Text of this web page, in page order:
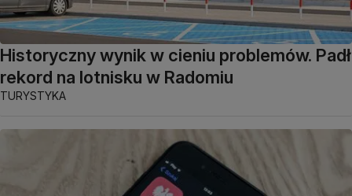
Historyczny wynik w cieniu problemów. Padł
rekord na lotnisku w Radomiu
TURYSTYKA